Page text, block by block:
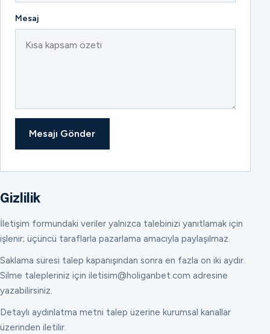
Mesaj
Mesajı Gönder
Gizlilik
İletişim formundaki veriler yalnızca talebinizi yanıtlamak için
işlenir; üçüncü taraflarla pazarlama amacıyla paylaşılmaz.
Saklama süresi talep kapanışından sonra en fazla on iki aydır.
Silme talepleriniz için iletisim@holiganbet.com adresine
yazabilirsiniz.
Detaylı aydınlatma metni talep üzerine kurumsal kanallar
üzerinden iletilir.